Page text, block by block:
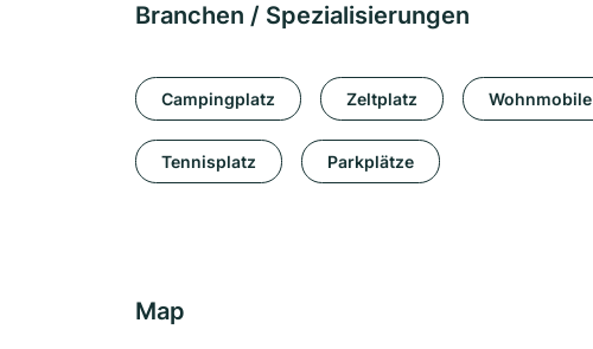
Branchen / Spezialisierungen
Campingplatz Zeltplatz Wohnmobile
Tennisplatz Parkplätze
Map